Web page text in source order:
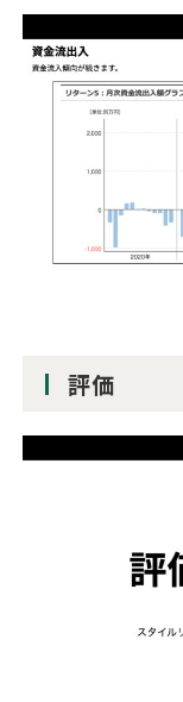
評価